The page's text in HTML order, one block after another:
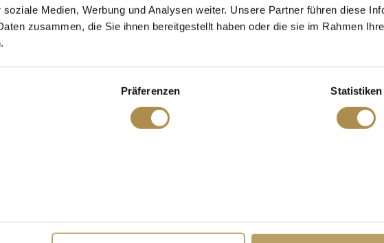
Medien, Werbung und Analysen weiter. Unsere Partner führen diese
zusammen, die Sie ihnen bereitgestellt haben oder die sie im Rahmen
Präferenzen Statistiken